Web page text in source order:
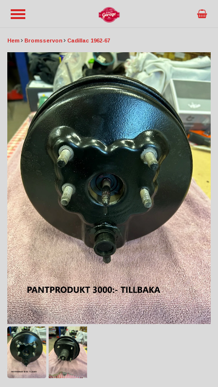
Hem Bromsservon Cadillac 1962-67